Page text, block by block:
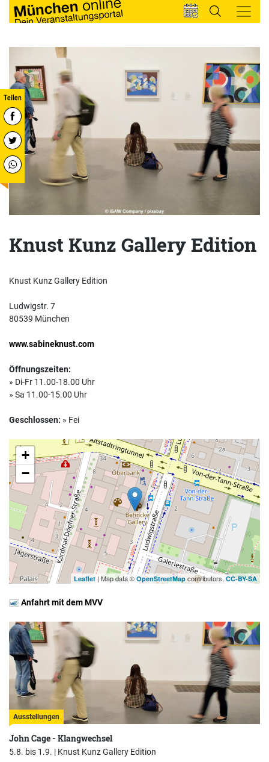
Knust Kunz Gallery Edition
Knust Kunz Gallery Edition
Ludwigstr. 7
80539 München
www.sabineknust.com
Öffnungszeiten:
» Di-Fr 11.00-18.00 Uhr
» Sa 11.00-15.00 Uhr
Geschlossen: » Fei
+
−
Leaflet| Map data © OpenStreetMap contributors, CC-BY-SA
Anfahrt mit dem MVV
Ausstellungen
John Cage - Klangwechsel
5.8. bis 1.9. | Knust Kunz Gallery Edition